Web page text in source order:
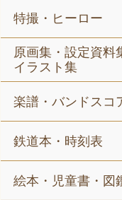
特撮・ヒーロー
原画集・設定資料
イラスト集
楽譜・バンドスコ
鉄道本・時刻表
絵本・児童書・図